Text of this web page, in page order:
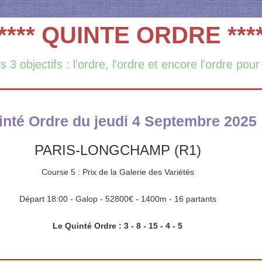
QUINTE ORDRE
3 objectifs : l'ordre, l'ordre et encore l'ordre
Ordre du jeudi 4 Septembre 2025
PARIS-LONGCHAMP (R1)
Course 5 : Prix de la Galerie des Variétés
Départ 18:00 - Galop - 52800€ - 1400m - 16 partants
Le Quinté Ordre : 3 - 8 - 15 - 4 - 5